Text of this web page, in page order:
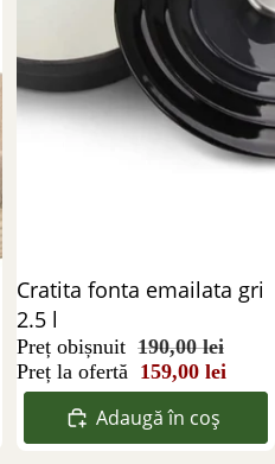
Reducere 16%
Cratita fonta emailata gri
2.5 l
Preț obișnuit 190,00 lei
Preț la ofertă 159,00 lei
Adaugă în coș